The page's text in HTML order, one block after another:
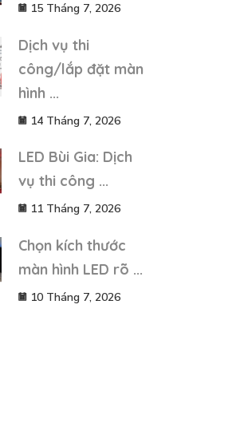
15 Tháng 7, 2026
Dịch vụ thi
công/lắp đặt màn
hình ...
14 Tháng 7, 2026
LED Bùi Gia: Dịch
vụ thi công ...
11 Tháng 7, 2026
Chọn kích thước
màn hình LED rõ ...
10 Tháng 7, 2026